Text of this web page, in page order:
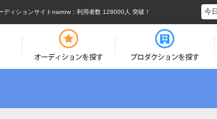
ディションサイトnarrow ：利用者数 128000人 突破！ 今